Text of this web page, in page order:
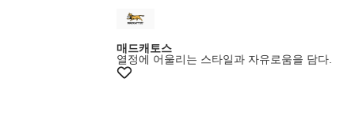
매드캐토스
열정에 어울리는 스타일과 자유로움을 담다.